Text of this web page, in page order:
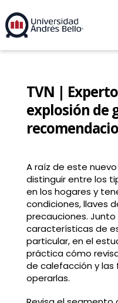
TVN |
explosión de
A raíz de este
distinguir entre los
en los hogares y
condiciones, llaves
precauciones. Junto
características de
particular, en el
práctica cómo
de calefacción y
operarlas.